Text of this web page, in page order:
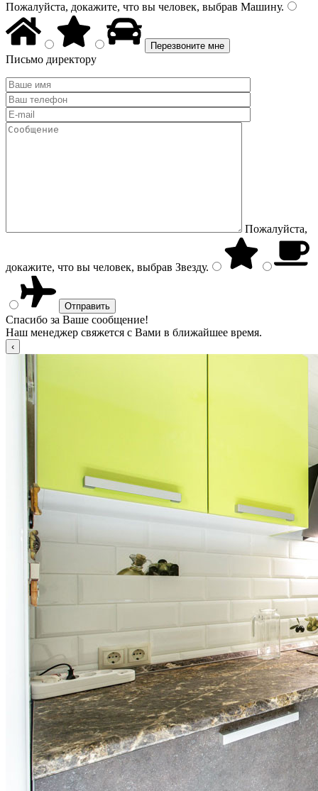
Пожалуйста, докажите, что вы человек, выбрав Машину.
Письмо директору
Пожалуйста,
докажите, что вы человек, выбрав Звезду.
Спасибо за Ваше сообщение!
Наш менеджер свяжется с Вами в ближайшее время.